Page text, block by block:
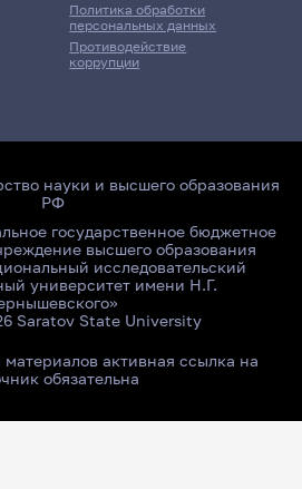
Политика обработки
персональных данных
Противодействие
коррупции
науки и высшего образования
РФ
государственное бюджетное
высшего образования
исследовательский
университет имени Н.Г.
Saratov State University
активная ссылка на
обязательна